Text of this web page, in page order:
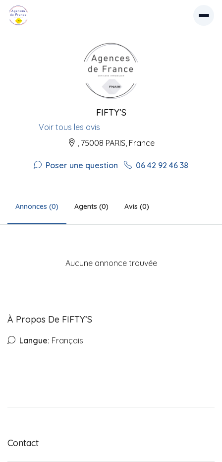
FIFTY’S
Voir tous les avis
, 75008 PARIS, France
Poser une question 06 42 92 46 38
Annonces (0) Agents (0) Avis (0)
Aucune annonce trouvée
À Propos De FIFTY’S
Langue: Français
Contact